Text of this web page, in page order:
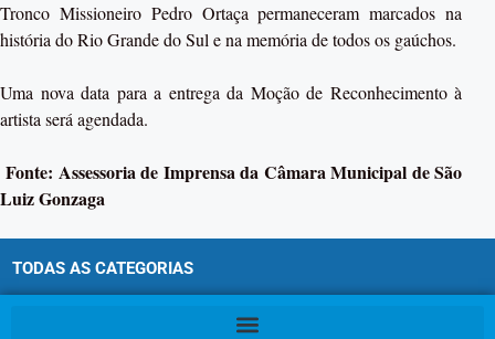
Tronco Missioneiro Pedro Ortaça permaneceram marcados na
história do Rio Grande do Sul e na memória de todos os gaúchos.
Uma nova data para a entrega da Moção de Reconhecimento à
artista será agendada.
Fonte: Assessoria de Imprensa da Câmara Municipal de São
Luiz Gonzaga
TODAS AS CATEGORIAS